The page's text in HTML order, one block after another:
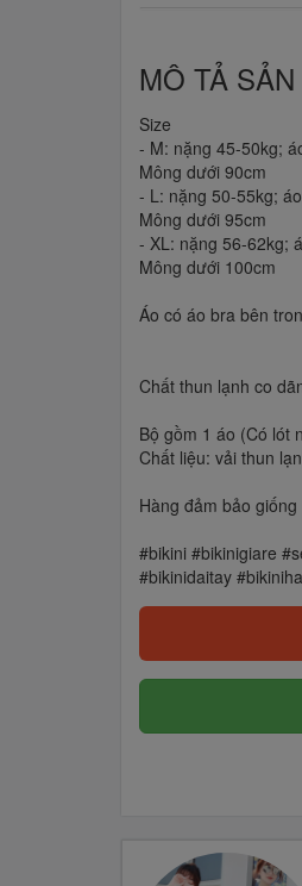
MÔ TẢ
Size
- M: nặng 45-50kg;
Mông dưới 90cm
- L: nặng 50-55kg;
Mông dưới 95cm
- XL: nặng 56-62kg;
Mông dưới 100cm
Áo có áo bra bên
Chất thun lạnh co
Bộ gồm 1 áo (Có lót
Chất liệu: vải thun
Hàng đảm bảo
#bikini #bikinigiare
#bikinidaitay